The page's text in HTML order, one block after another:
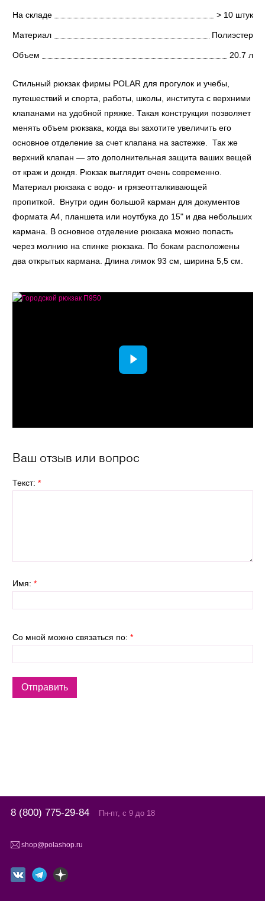
На складе > 10 штук
Материал Полиэстер
Объем 20.7 л
Стильный рюкзак фирмы POLAR для прогулок и учебы,
путешествий и спорта, работы, школы, института с верхними
клапанами на удобной пряжке. Такая конструкция позволяет
менять объем рюкзака, когда вы захотите увеличить его
основное отделение за счет клапана на застежке. Так же
верхний клапан — это дополнительная защита ваших вещей
от краж и дождя. Рюкзак выглядит очень современно.
Материал рюкзака с водо- и грязеотталкивающей
пропиткой. Внутри один большой карман для документов
формата А4, планшета или ноутбука до 15" и два небольших
кармана. В основное отделение рюкзака можно попасть
через молнию на спинке рюкзака. По бокам расположены
два открытых кармана. Длина лямок 93 см, ширина 5,5 см.
Ваш отзыв или вопрос
Текст: *
Имя: *
Со мной можно связаться по: *
8 (800) 775-29-84 Пн-пт, с 9 до 18
shop@polashop.ru